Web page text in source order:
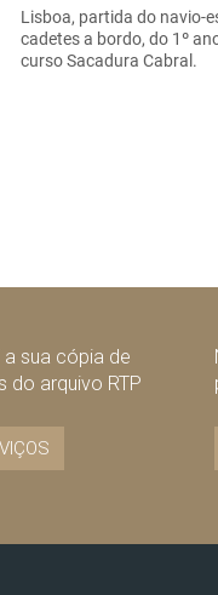
Lisboa, partida do navio-
cadetes a bordo, do 1º
curso Sacadura Cabral.
a sua cópia de
do arquivo RTP